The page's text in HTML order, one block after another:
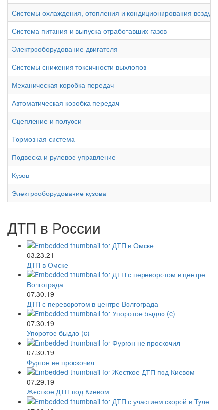
Системы охлаждения, отопления и кондиционирования воздуха
Система питания и выпуска отработавших газов
Электрооборудование двигателя
Системы снижения токсичности выхлопов
Механическая коробка передач
Автоматическая коробка передач
Сцепление и полуоси
Тормозная система
Подвеска и рулевое управление
Кузов
Электрооборудование кузова
ДТП в России
03.23.21
ДТП в Омске
07.30.19
ДТП с переворотом в центре Волгограда
07.30.19
Упоротое быдло (c)
07.30.19
Фургон не проскочил
07.29.19
Жесткое ДТП под Киевом